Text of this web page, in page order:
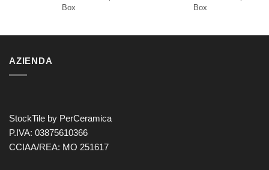
Box
Box
AZIENDA
StockTile by PerCeramica
P.IVA: 03875610366
CCIAA/REA: MO 251617